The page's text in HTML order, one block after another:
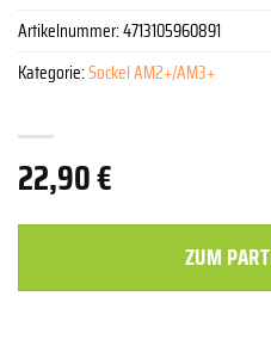
22,90€
ZUM
Artikelnummer:4713105960891
Kategorie:Sockel AM2+/AM3+